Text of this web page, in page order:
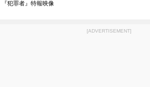
『犯罪者』特報映像
[ADVERTISEMENT]